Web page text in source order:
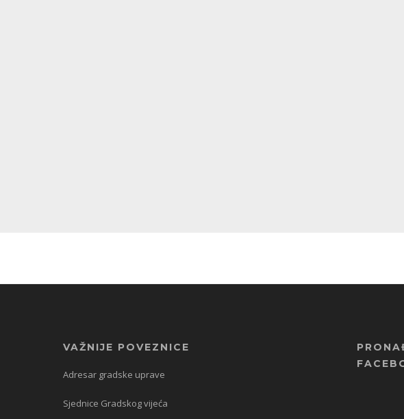
VAŽNIJE POVEZNICE
Adresar gradske uprave
Sjednice Gradskog vijeća